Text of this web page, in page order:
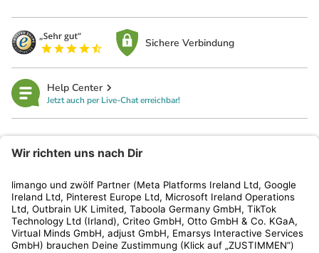
Sichere Verbindung
Help Center
Jetzt auch per Live-Chat erreichbar!
Kundenservice
Shop